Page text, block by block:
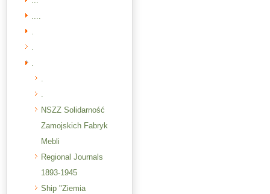
....
.
.
.
.
.
NSZZ Solidarność
Zamojskich Fabryk
Mebli
Regional Journals
1893-1945
Ship "Ziemia